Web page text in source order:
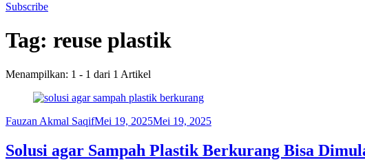
Subscribe
Tag: reuse plastik
Menampilkan: 1 - 1 dari 1 Artikel
Fauzan Akmal SaqifMei 19, 2025Mei 19, 2025
Solusi agar Sampah Plastik Berkurang Bisa